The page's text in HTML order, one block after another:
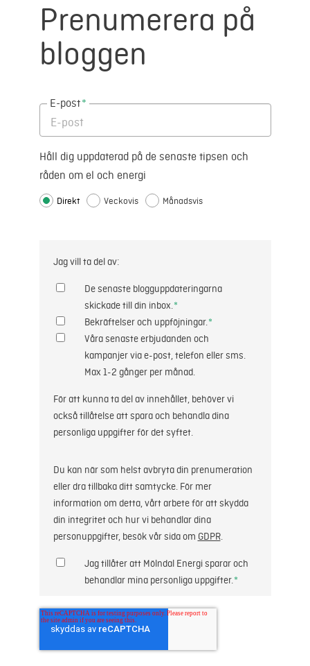
Prenumerera på
bloggen
E-post*
Håll dig uppdaterad på de senaste tipsen och
råden om el och energi
Direkt Veckovis Månadsvis
Jag vill ta del av:
De senaste blogguppdateringarna
skickade till din inbox.*
Bekräftelser och uppföjningar.*
Våra senaste erbjudanden och
kampanjer via e-post, telefon eller sms.
Max 1-2 gånger per månad.
För att kunna ta del av innehållet, behöver vi
också tillåtelse att spara och behandla dina
personliga uppgifter för det syftet.
Jag tillåter att Mölndal Energi sparar och
behandlar mina personliga uppgifter.*
Du kan när som helst avbryta din prenumeration
eller dra tillbaka ditt samtycke. För mer
information om detta, vårt arbete för att skydda
din integritet och hur vi behandlar dina
personuppgifter, besök vår sida om GDPR.